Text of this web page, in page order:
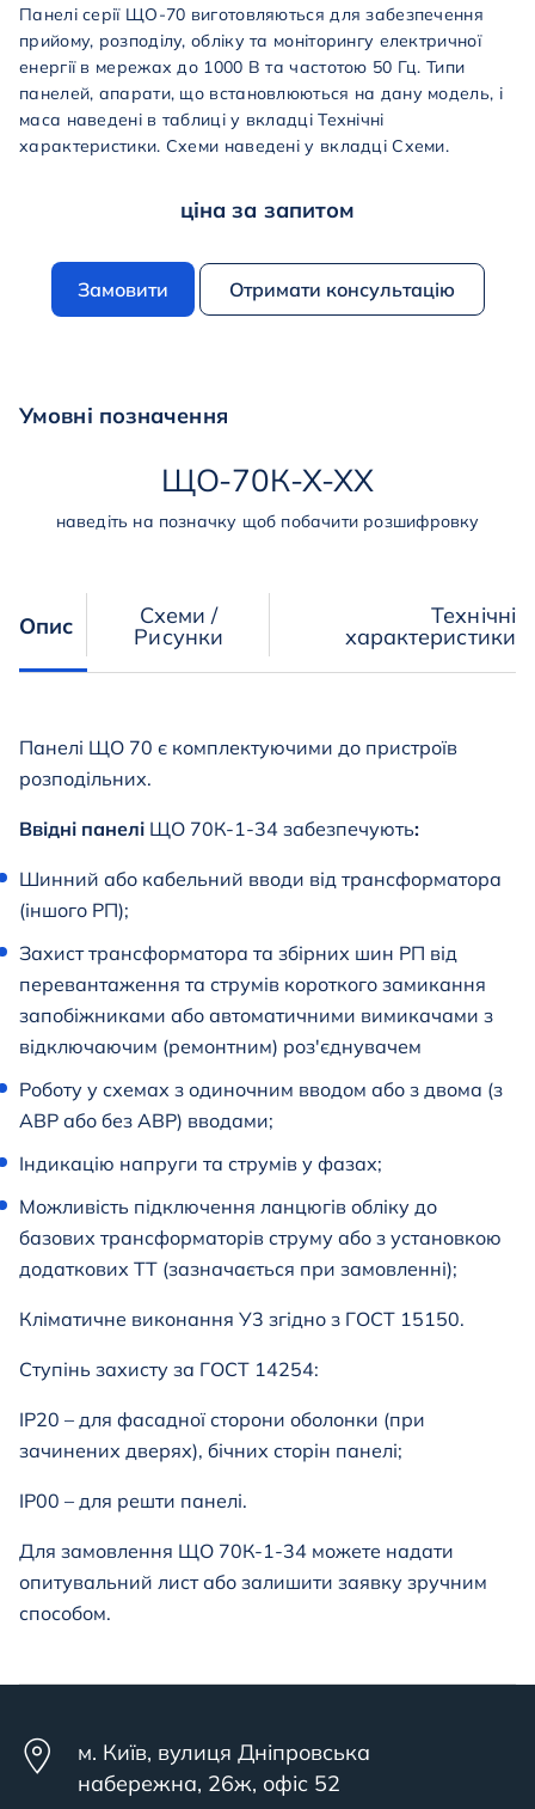
Панелі серії ЩО-70 виготовляються для забезпечення
прийому, розподілу, обліку та моніторингу електричної
енергії в мережах до 1000 В та частотою 50 Гц. Типи
панелей, апарати, що встановлюються на дану модель, і
маса наведені в таблиці у вкладці Технічні
характеристики. Схеми наведені у вкладці Схеми.
ціна за запитом
Замовити Отримати консультацію
Умовні позначення
ЩО-70К-Х-ХХ
наведіть на позначку щоб побачити розшифровку
Опис Схеми /
Рисунки
Технічні
характеристики
Панелі ЩО 70 є комплектуючими до пристроїв
розподільних.
Ввідні панелі ЩО 70К-1-34 забезпечують:
Шинний або кабельний вводи від трансформатора
(іншого РП);
Захист трансформатора та збірних шин РП від
перевантаження та струмів короткого замикання
запобіжниками або автоматичними вимикачами з
відключаючим (ремонтним) роз'єднувачем
Роботу у схемах з одиночним вводом або з двома (з
АВР або без АВР) вводами;
Індикацію напруги та струмів у фазах;
Можливість підключення ланцюгів обліку до
базових трансформаторів струму або з установкою
додаткових ТТ (зазначається при замовленні);
Кліматичне виконання У3 згідно з ГОСТ 15150.
Ступінь захисту за ГОСТ 14254:
IP20 – для фасадної сторони оболонки (при
зачинених дверях), бічних сторін панелі;
IP00 – для решти панелі.
Для замовлення ЩО 70К-1-34 можете надати
опитувальний лист або залишити заявку зручним
способом.
м. Київ, вулиця Дніпровська
набережна, 26ж, офіс 52